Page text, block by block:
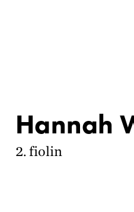
Hannah
2. fiolin